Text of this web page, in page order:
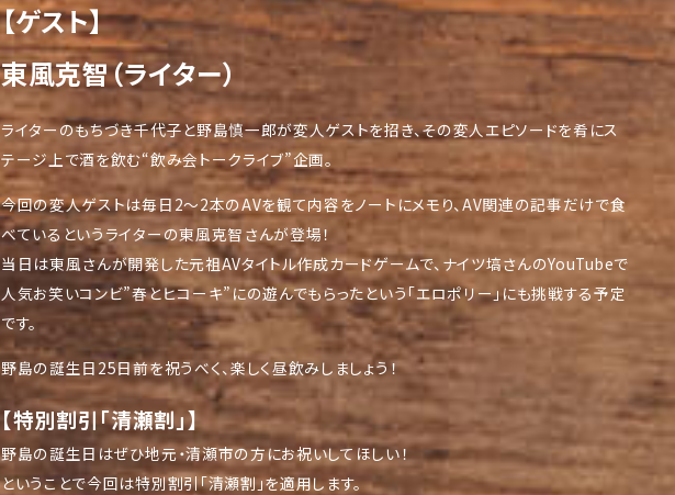
【ゲスト】
東風克智（ライター）
ライターのもちづき千代子と野島慎一郎が変人ゲストを招き、その変人エピソードを肴にス
テージ上で酒を飲む“飲み会トークライブ”企画。
今回の変人ゲストは毎日2～2本のAVを観て内容をノートにメモり、AV関連の記事だけで食
べているというライターの東風克智さんが登場！
当日は東風さんが開発した元祖AVタイトル作成カードゲームで、ナイツ塙さんのYouTubeで
人気お笑いコンビ”春とヒコーキ”にの遊んでもらったという「エロポリー」にも挑戦する予定
です。
野島の誕生日25日前を祝うべく、楽しく昼飲みしましょう！
【特別割引「清瀬割」】
野島の誕生日はぜひ地元・清瀬市の方にお祝いしてほしい！
ということで今回は特別割引「清瀬割」を適用します。